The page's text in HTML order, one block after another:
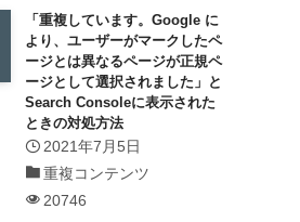
「重複しています。Google に
より、ユーザーがマークしたペ
ージとは異なるページが正規ペ
ージとして選択されました」と
Search Consoleに表示された
ときの対処方法
2021年7月5日
重複コンテンツ
20746